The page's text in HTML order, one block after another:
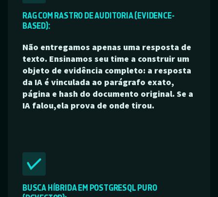
RAG COM RASTRO DE AUDITORIA (EVIDENCE-
BASED):
Não entregamos apenas uma resposta de
texto. Ensinamos seu time a construir um
objeto de evidência completo: a resposta
da IA é vinculada ao parágrafo exato,
página e hash do documento original. Se a
IA falou,ela prova de onde tirou.
BUSCA HÍBRIDA EM POSTGRESQL PURO